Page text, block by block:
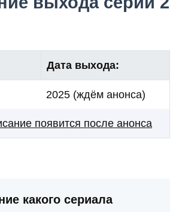
Дата выхода:
2025 (ждём анонса)
появится после анонса
какого сериала